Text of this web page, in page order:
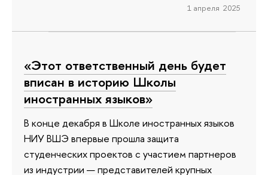
1 апреля 2025
«Этот ответственный день будет
вписан в историю Школы
иностранных языков»
В конце декабря в Школе иностранных языков
НИУ ВШЭ впервые прошла защита
студенческих проектов с участием партнеров
из индустрии — представителей крупных